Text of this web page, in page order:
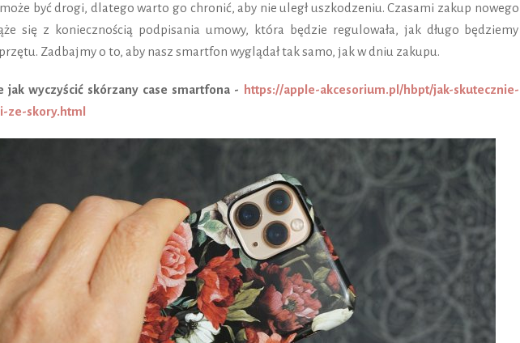
być drogi, dlatego warto go chronić, aby nie uległ uszkodzeniu. Czasami zakup nowego
się z koniecznością podpisania umowy, która będzie regulowała, jak długo będziemy
Zadbajmy o to, aby nasz smartfon wyglądał tak samo, jak w dniu zakupu.
jak wyczyścić skórzany case smartfona - https://apple-akcesorium.pl/hbpt/jak-skutecznie-
ze-skory.html